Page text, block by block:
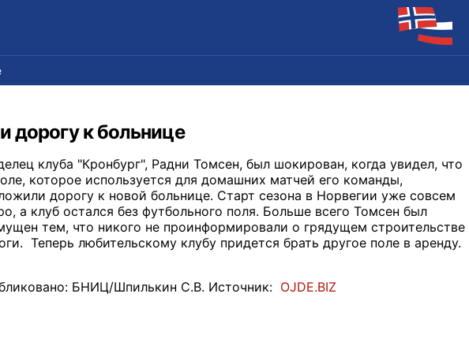
дорогу к больнице
клуба "Кронбург", Радни Томсен, был шокирован, когда увидел, что
которое используется для домашних матчей его команды,
дорогу к новой больнице. Старт сезона в Норвегии уже совсем
а клуб остался без футбольного поля. Больше всего Томсен был
тем, что никого не проинформировали о грядущем строительстве
Теперь любительскому клубу придется брать другое поле в аренду.
БНИЦ/Шпилькин С.В. Источник: OJDE.BIZ